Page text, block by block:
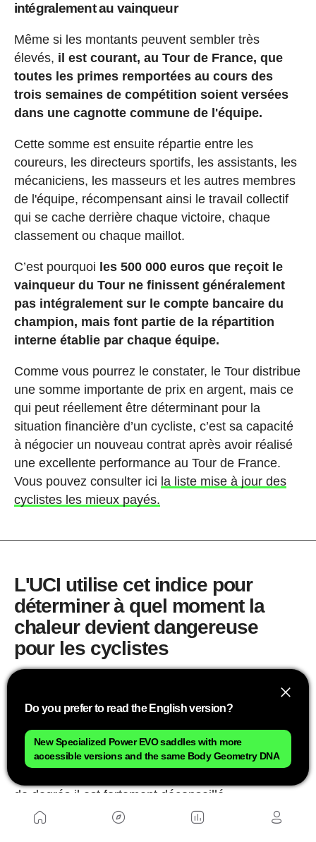
intégralement au vainqueur
Même si les montants peuvent sembler très
élevés, il est courant, au Tour de France, que
toutes les primes remportées au cours des
trois semaines de compétition soient versées
dans une cagnotte commune de l'équipe.
Cette somme est ensuite répartie entre les
coureurs, les directeurs sportifs, les assistants, les
mécaniciens, les masseurs et les autres membres
de l'équipe, récompensant ainsi le travail collectif
qui se cache derrière chaque victoire, chaque
classement ou chaque maillot.
C’est pourquoi les 500 000 euros que reçoit le
vainqueur du Tour ne finissent généralement
pas intégralement sur le compte bancaire du
champion, mais font partie de la répartition
interne établie par chaque équipe.
Comme vous pourrez le constater, le Tour distribue
une somme importante de prix en argent, mais ce
qui peut réellement être déterminant pour la
situation financière d’un cycliste, c’est sa capacité
à négocier un nouveau contrat après avoir réalisé
une excellente performance au Tour de France.
Vous pouvez consulter ici la liste mise à jour des
cyclistes les mieux payés.
L'UCI utilise cet indice pour
déterminer à quel moment la
chaleur devient dangereuse
pour les cyclistes
vagues de chaleur,nous nous demandons
à
quelle température maximale il est acceptable de
de degrés il est fortement déconseillé.
Température maximale pour faire du sport
Do you prefer to read the English version?
New Specialized Power EVO saddles with more
accessible versions and the same Body Geometry DNA